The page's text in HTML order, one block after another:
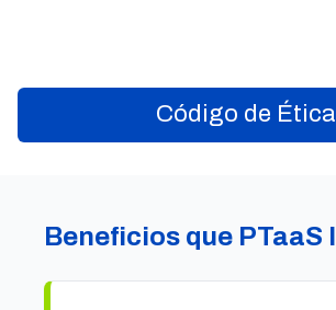
Código de Ética
Beneficios que PTaaS